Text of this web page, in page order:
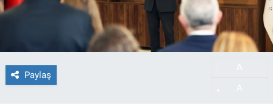
Paylaş
Haber Arşivi